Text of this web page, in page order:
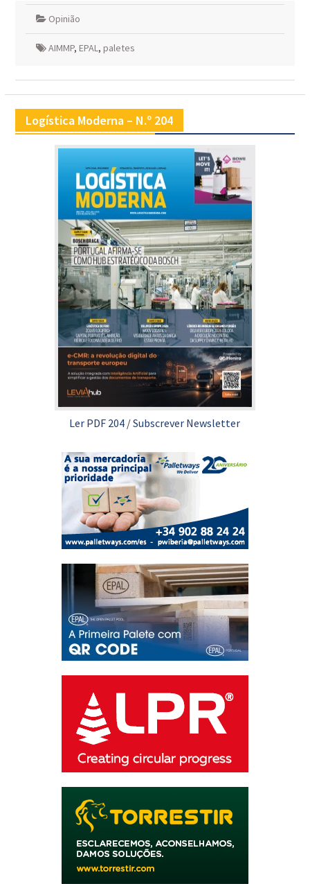
Opinião
AIMMP, EPAL, paletes
Logística Moderna – N.º 204
Ler PDF 204 /Subscrever Newsletter